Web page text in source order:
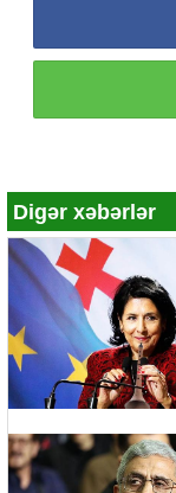
Digər xəbərlər